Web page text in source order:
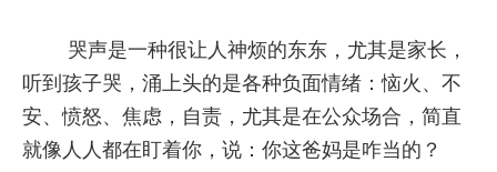
哭声是一种很让人神烦的东东，尤其是家长，
听到孩子哭，涌上头的是各种负面情绪：恼火、不
安、愤怒、焦虑，自责，尤其是在公众场合，简直
就像人人都在盯着你，说：你这爸妈是咋当的？